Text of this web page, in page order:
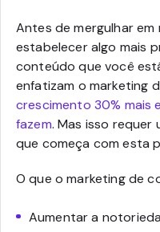
Antes de mergulhar
estabelecer algo mais
conteúdo que você
enfatizam o marketing
crescimento 30% mais
fazem. Mas isso requer
que começa com esta
O que o marketing de
Aumentar a